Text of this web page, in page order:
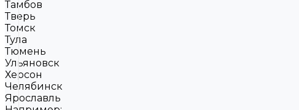
Тамбов
Тверь
Томск
Тула
Тюмень
Ульяновск
Херсон
Челябинск
Ярославль